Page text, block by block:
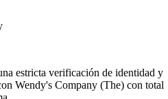
estricta verificación de identidad y
Wendy's Company (The) con total